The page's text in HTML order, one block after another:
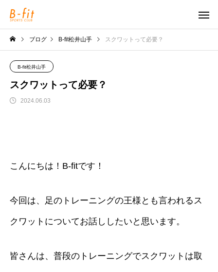
ブログ B-fit松井山手 スクワットって必要？
B-fit松井山手
スクワットって必要？
2024.06.03
こんにちは！B-fitです！
今回は、足のトレーニングの王様とも言われるス
クワットについてお話ししたいと思います。
皆さんは、普段のトレーニングでスクワットは取